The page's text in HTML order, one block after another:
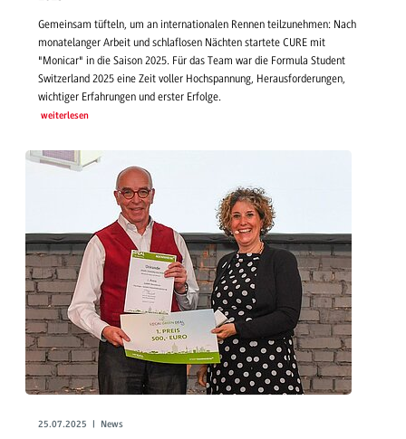
Gemeinsam tüfteln, um an internationalen Rennen teilzunehmen: Nach
monatelanger Arbeit und schlaflosen Nächten startete CURE mit
"Monicar" in die Saison 2025. Für das Team war die Formula Student
Switzerland 2025 eine Zeit voller Hochspannung, Herausforderungen,
wichtiger Erfahrungen und erster Erfolge.
weiterlesen
25.07.2025 | News